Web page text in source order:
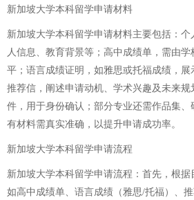
新加坡大学本科留学申请材料
新加坡大学本科留学申请材料主要包括：
人信息、教育背景等；高中成绩单，需由
平；语言成绩证明，如雅思或托福成绩，
推荐信，阐述申请动机、学术兴趣及未来规
件，用于身份确认；部分专业还需作品集
有材料需真实准确，以提升申请成功率。
新加坡大学本科留学申请流程
新加坡大学本科留学申请流程：首先，根据
如高中成绩单、语言成绩（雅思/托福）、